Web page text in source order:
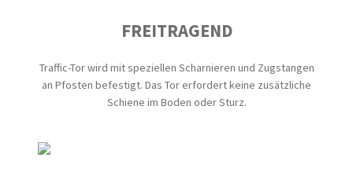
FREITRAGEND
Traffic-Tor wird mit speziellen Scharnieren und Zugstangen
an Pfosten befestigt. Das Tor erfordert keine zusätzliche
Schiene im Boden oder Sturz.